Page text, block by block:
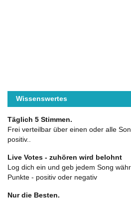
Wissenswertes
Täglich 5 Stimmen.
Frei verteilbar über einen oder alle
positiv..
Live Votes - zuhören wird belohnt
Log dich ein und geb jedem Song
Punkte - positiv oder negativ
Nur die Besten.